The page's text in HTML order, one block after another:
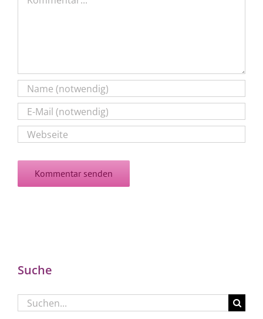
Suche
Suche
nach: